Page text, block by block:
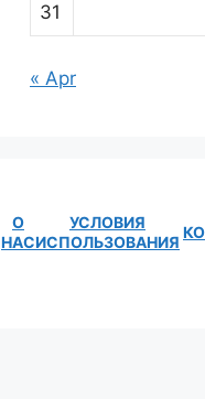
31
« Apr
О
НАС
УСЛОВИЯ
ИСПОЛЬЗОВАНИЯ